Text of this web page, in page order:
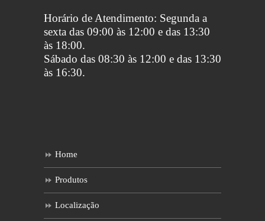
Horário de Atendimento: Segunda a
sexta das 09:00 às 12:00 e das 13:30
às 18:00.
Sábado das 08:30 às 12:00 e das 13:30
às 16:30.
Home
Produtos
Localização